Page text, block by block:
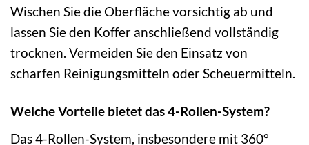
Wischen Sie die Oberfläche vorsichtig ab und
lassen Sie den Koffer anschließend vollständig
trocknen. Vermeiden Sie den Einsatz von
scharfen Reinigungsmitteln oder Scheuermitteln.
Welche Vorteile bietet das 4-Rollen-System?
Das 4-Rollen-System, insbesondere mit 360°